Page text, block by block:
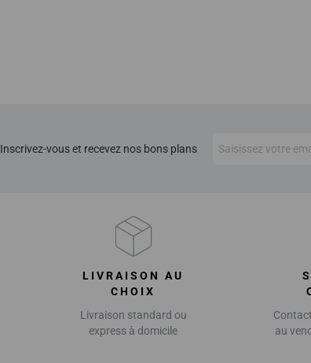
Inscrivez-vous et recevez nos bons plans
LIVRAISON AU
CHOIX
Livraison standard ou
express à domicile
au